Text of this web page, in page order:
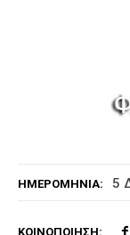
ΗΜΕΡΟΜΗΝΊΑ: 5
ΚΟΙΝΟΠΟΊΗΣΗ: